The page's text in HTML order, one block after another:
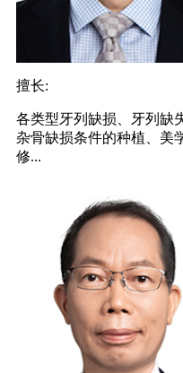
擅长:
各类型牙列缺损、牙列缺
杂骨缺损条件的种植、美
修...